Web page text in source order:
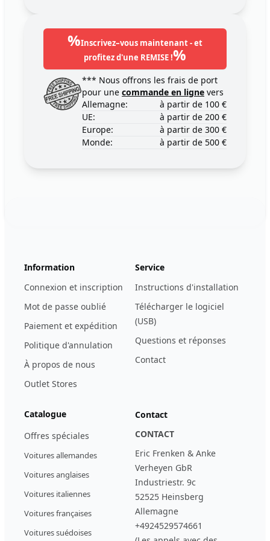
%Inscrivez–vous maintenant - et
profitez d'une REMISE !%
*** Nous offrons les frais de port
pour une commande en ligne vers
Allemagne:
à partir de 100 €
UE:
à partir de 200 €
Europe:
à partir de 300 €
Monde:
à partir de 500 €
Information
Connexion et inscription
Mot de passe oublié
Paiement et expédition
Politique d'annulation
À propos de nous
Outlet Stores
Service
Instructions d'installation
Télécharger le logiciel
(USB)
Questions et réponses
Contact
Catalogue
Offres spéciales
Voitures allemandes
Voitures anglaises
Voitures italiennes
Voitures françaises
Voitures suédoises
Contact
CONTACT
Eric Frenken & Anke
Verheyen GbR
Industriestr. 9c
52525 Heinsberg
Allemagne
+4924529574661